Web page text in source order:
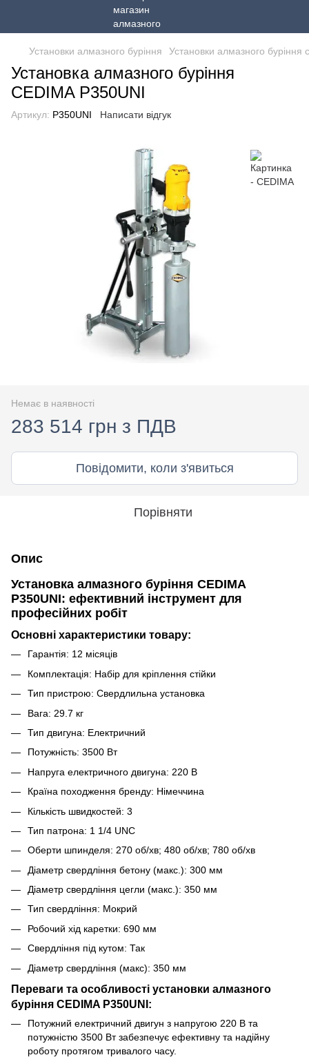
Установки алмазного буріння Установки алмазного буріння
Установка алмазного буріння
CEDIMA P350UNI
Артикул: P350UNI Написати відгук
Немає в наявності
283 514 грн з ПДВ
Повідомити, коли з'явиться
Порівняти
Опис
Установка алмазного буріння CEDIMA
P350UNI: ефективний інструмент для
професійних робіт
Основні характеристики товару:
Гарантія: 12 місяців
Комплектація: Набір для кріплення стійки
Тип пристрою: Свердлильна установка
Вага: 29.7 кг
Тип двигуна: Електричний
Потужність: 3500 Вт
Напруга електричного двигуна: 220 В
Країна походження бренду: Німеччина
Кількість швидкостей: 3
Тип патрона: 1 1/4 UNC
Оберти шпинделя: 270 об/хв; 480 об/хв; 780 об/хв
Діаметр свердління бетону (макс.): 300 мм
Діаметр свердління цегли (макс.): 350 мм
Тип свердління: Мокрий
Робочий хід каретки: 690 мм
Свердління під кутом: Так
Діаметр свердління (макс): 350 мм
Переваги та особливості установки алмазного
буріння CEDIMA P350UNI:
Потужний електричний двигун з напругою 220 В та
потужністю 3500 Вт забезпечує ефективну та надійну
роботу протягом тривалого часу.